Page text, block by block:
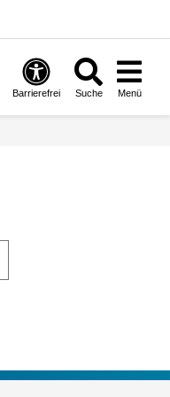
Barrierefrei Suche Menü